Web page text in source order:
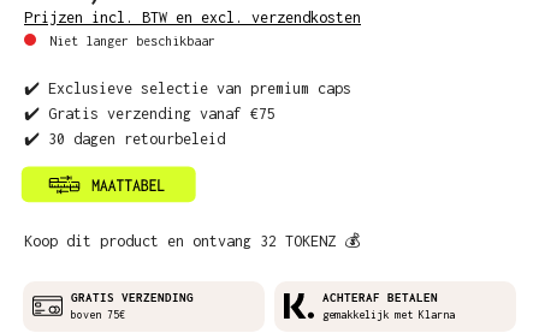
Prijzen incl. BTW en excl. verzendkosten
Niet langer beschikbaar
✔️ Exclusieve selectie van premium caps
✔️ Gratis verzending vanaf €75
✔️ 30 dagen retourbeleid
Koop dit product en ontvang 32 TOKENZ 💰
GRATIS VERZENDING
boven 75€
ACHTERAF BETALEN
gemakkelijk met Klarna